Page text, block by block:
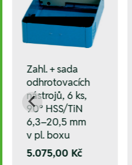
Zahl. + sada
odhrotovacích
nástrojů, 6 ks,
90° HSS/TiN
6,3–20,5 mm
v pl. boxu
5.075,00 Kč